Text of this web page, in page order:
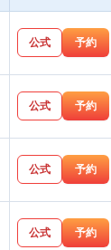
公式 予約
公式 予約
公式 予約
公式 予約